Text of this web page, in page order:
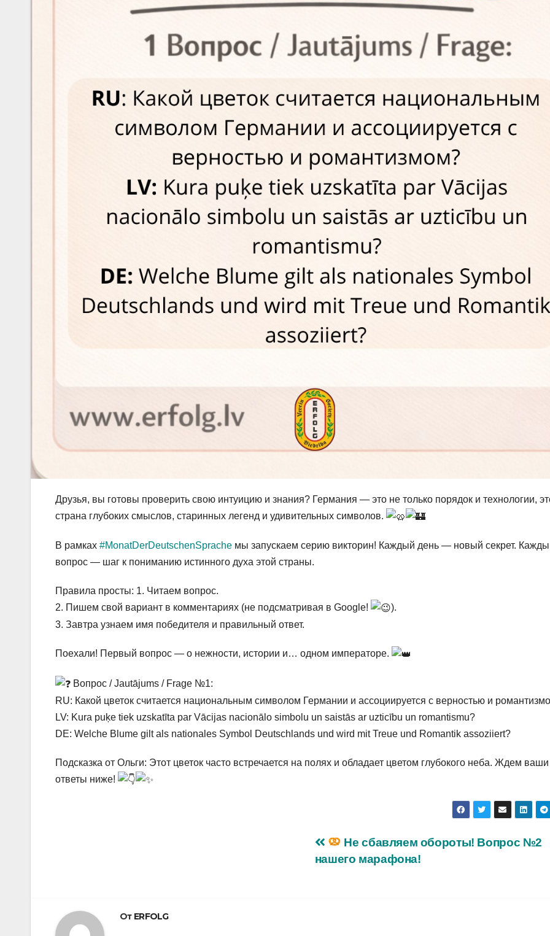
Друзья, вы готовы проверить свою интуицию и знания? Германия — это не только порядок и технологии,
страна глубоких смыслов, старинных легенд и удивительных символов.
В рамках #MonatDerDeutschenSprache мы запускаем серию викторин! Каждый день — новый секрет.
вопрос — шаг к пониманию истинного духа этой страны.
Правила просты: 1. Читаем вопрос.
2. Пишем свой вариант в комментариях (не подсматривая в Google!
).
3. Завтра узнаем имя победителя и правильный ответ.
Поехали! Первый вопрос — о нежности, истории и… одном императоре.
Вопрос / Jautājums / Frage №1:
RU: Какой цветок считается национальным символом Германии и ассоциируется с верностью и
LV: Kura puķe tiek uzskatīta par Vācijas nacionālo simbolu un saistās ar uzticību un romantismu?
DE: Welche Blume gilt als nationales Symbol Deutschlands und wird mit Treue und Romantik assoziiert?
Подсказка от Ольги: Этот цветок часто встречается на полях и обладает цветом глубокого неба. Ждем ваши
ответы ниже!
Не сбавляем обороты! Вопрос №2
нашего марафона!
От ERFOLG